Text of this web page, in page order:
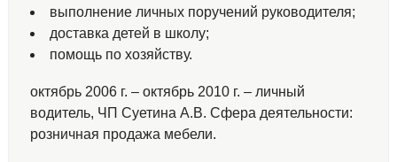
выполнение личных поручений руководителя;
доставка детей в школу;
помощь по хозяйству.
октябрь 2006 г. – октябрь 2010 г. – личный
водитель, ЧП Суетина А.В. Сфера деятельности:
розничная продажа мебели.